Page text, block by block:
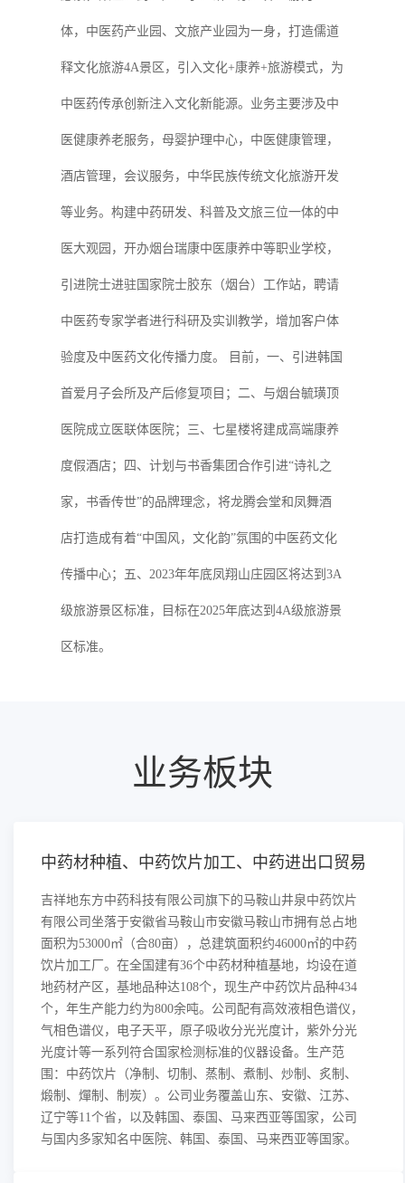
体，中医药产业园、文旅产业园为一身，打造儒道
释文化旅游4A景区，引入文化+康养+旅游模式，为
中医药传承创新注入文化新能源。业务主要涉及中
医健康养老服务，母婴护理中心，中医健康管理，
酒店管理，会议服务，中华民族传统文化旅游开发
等业务。构建中药研发、科普及文旅三位一体的中
医大观园，开办烟台瑞康中医康养中等职业学校，
引进院士进驻国家院士胶东（烟台）工作站，聘请
中医药专家学者进行科研及实训教学，增加客户体
验度及中医药文化传播力度。 目前，一、引进韩国
首爱月子会所及产后修复项目；二、与烟台毓璜顶
医院成立医联体医院；三、七星楼将建成高端康养
度假酒店；四、计划与书香集团合作引进“诗礼之
家，书香传世”的品牌理念，将龙腾会堂和凤舞酒
店打造成有着“中国风，文化韵”氛围的中医药文化
传播中心；五、2023年年底凤翔山庄园区将达到3A
级旅游景区标准，目标在2025年底达到4A级旅游景
区标准。
业务板块
中药材种植、中药饮片加工、中药进出口贸易
吉祥地东方中药科技有限公司旗下的马鞍山井泉中药饮片
有限公司坐落于安徽省马鞍山市安徽马鞍山市拥有总占地
面积为53000㎡（合80亩），总建筑面积约46000㎡的中药
饮片加工厂。在全国建有36个中药材种植基地，均设在道
地药材产区，基地品种达108个，现生产中药饮片品种434
个，年生产能力约为800余吨。公司配有高效液相色谱仪，
气相色谱仪，电子天平，原子吸收分光光度计，紫外分光
光度计等一系列符合国家检测标准的仪器设备。生产范
围：中药饮片（净制、切制、蒸制、煮制、炒制、炙制、
煅制、燀制、制炭）。公司业务覆盖山东、安徽、江苏、
辽宁等11个省，以及韩国、泰国、马来西亚等国家，公司
与国内多家知名中医院、韩国、泰国、马来西亚等国家。